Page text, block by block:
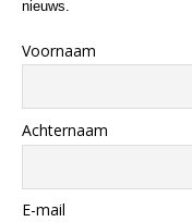
nieuws.
Voornaam
Achternaam
E-mail